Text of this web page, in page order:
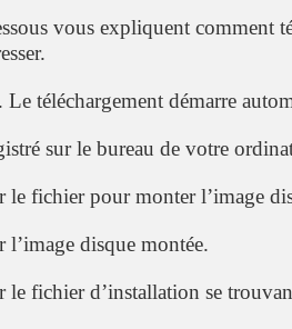
vous expliquent comment
téléchargement démarre
sur le bureau de votre
le fichier pour monter l’image
disque montée.
fichier d’installation se